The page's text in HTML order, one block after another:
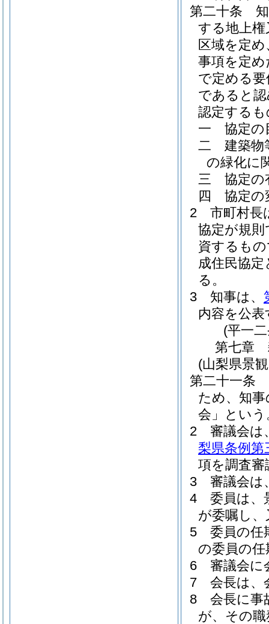
第二十条
する地上
区域を定
事項を定
で定める
であると
認定する
一
協定の
二
建築物
の緑化に
三
協定の
四
協定の
2
市町村長
協定が規
資するも
成住民協
る。
3
知事は、
内容を公
(平一
第七章
(山梨県景
第二十一条
ため、知
会」という
2
審議会は
梨県条例第
項を調査
3
審議会は
4
委員は、
が委嘱し
5
委員の任
の委員の
6
審議会に
7
会長は、
8
会長に事
が、その